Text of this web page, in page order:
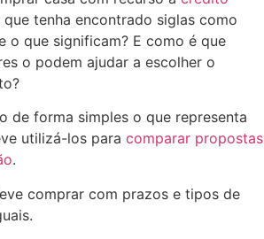
que tenha encontrado siglas como
o que significam? E como é que
o podem ajudar a escolher o
de forma simples o que representa
utilizá-los para comparar propostas
.
comprar com prazos e tipos de